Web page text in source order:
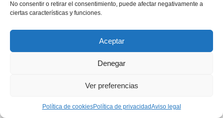
No consentir o retirar el consentimiento, puede afectar negativamente a
ciertas características y funciones.
Aceptar
Denegar
Ver preferencias
Política de cookiesPolítica de privacidadAviso legal
Diferencia
Pensamos en la salud y felicidad de todos los malteses a
la hora de seleccionar productos y complementos
adecuados especialmente para esta raza.
Mejor Elección
En calidad de afiliados de Amazon, ofrecemos la mejor